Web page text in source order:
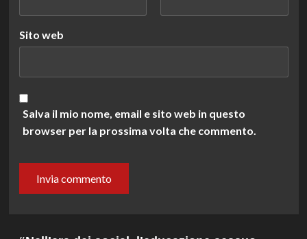
Sito web
Salva il mio nome, email e sito web in questo
browser per la prossima volta che commento.